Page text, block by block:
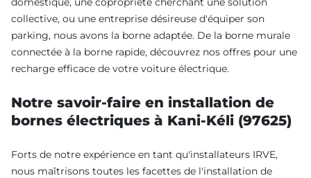
collective, ou une entreprise désireuse d'équiper son
parking, nous avons la borne adaptée. De la borne murale
connectée à la borne rapide, découvrez nos offres pour une
recharge efficace de votre voiture électrique.
Notre savoir-faire en installation de
bornes électriques à Kani-Kéli (97625)
Forts de notre expérience en tant qu'installateurs IRVE,
nous maîtrisons toutes les facettes de l'installation de